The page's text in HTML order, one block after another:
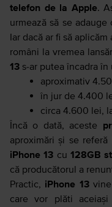
telefon de la Apple.
urmează să se
Iar dacă ar fi să
români la vremea
13 s-ar putea încadra
aproximativ
în jur de 4.400
circa 4.600 lei,
Încă o dată, aceste
aproximări și se
iPhone 13 cu128GB
că producătorul a
Practic, iPhone 13vine
care vor plăti